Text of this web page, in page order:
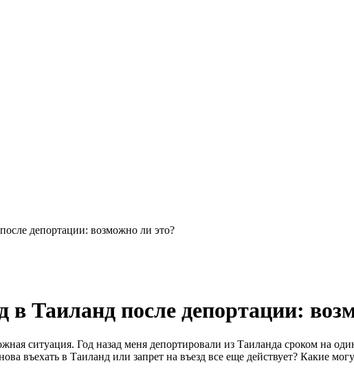
депортации: возможно ли это?
в Таиланд после депортации:
ситуация. Год назад меня депортировали из Таиланда сроком на
въехать в Таиланд или запрет на въезд все еще действует? Какие